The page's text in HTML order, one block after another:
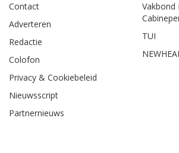
Contact
Adverteren
Redactie
Colofon
Privacy & Cookiebeleid
Nieuwsscript
Partnernieuws
Vakbond
TUI